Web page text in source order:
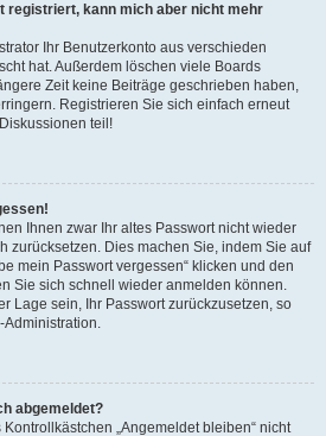
registriert, kann mich aber nicht mehr
Ihr Benutzerkonto aus verschieden
hat. Außerdem löschen viele Boards
Zeit keine Beiträge geschrieben haben,
Registrieren Sie sich einfach erneut
teil!
Ihnen zwar Ihr altes Passwort nicht wieder
zurücksetzen. Dies machen Sie, indem Sie auf
mein Passwort vergessen“ klicken und den
Sie sich schnell wieder anmelden können.
Lage sein, Ihr Passwort zurückzusetzen, so
abgemeldet?
„Angemeldet bleiben“ nicht